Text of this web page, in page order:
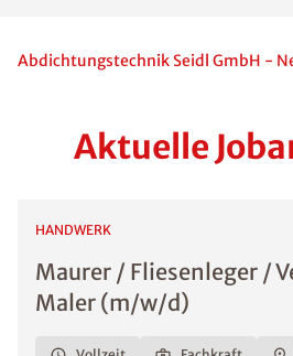
Abdichtungstechnik Seidl GmbH -
Aktuelle
HANDWERK
Maurer / Fliesenleger /
Maler (m/w/d)